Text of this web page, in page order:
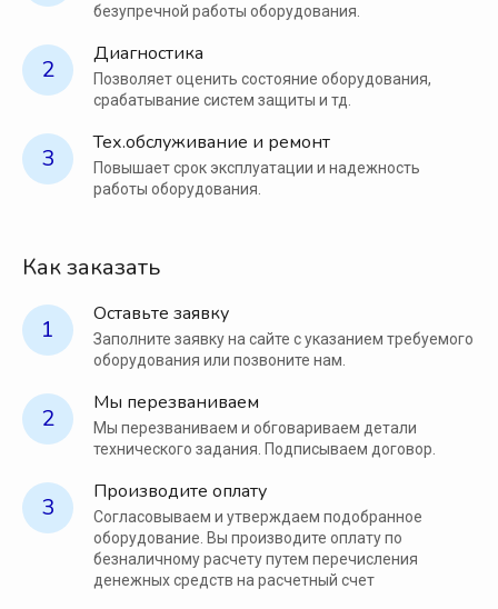
безупречной работы оборудования.
2
Диагностика
Позволяет оценить состояние оборудования,
срабатывание систем защиты и тд.
3
Тех.обслуживание и ремонт
Повышает срок эксплуатации и надежность
работы оборудования.
Как заказать
1
Оставьте заявку
Заполните заявку на сайте с указанием требуемого
оборудования или позвоните нам.
2
Мы перезваниваем
Мы перезваниваем и обговариваем детали
технического задания. Подписываем договор.
3
Производите оплату
Согласовываем и утверждаем подобранное
оборудование. Вы производите оплату по
безналичному расчету путем перечисления
денежных средств на расчетный счет